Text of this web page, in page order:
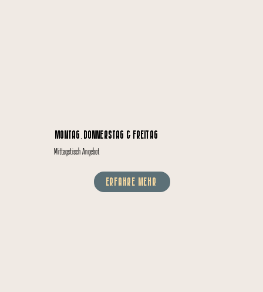
Mittagstisch Angebot
MONTAG, DONNERSTAG & FREITAG
ERFAHRE MEHR